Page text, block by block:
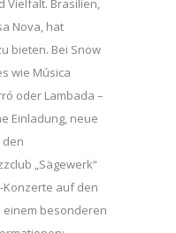
Nova, hat
bieten. Bei Snow
wie Música
oder Lambada –
Einladung, neue
den
„Sägewerk“
Konzerte auf den
einem besonderen